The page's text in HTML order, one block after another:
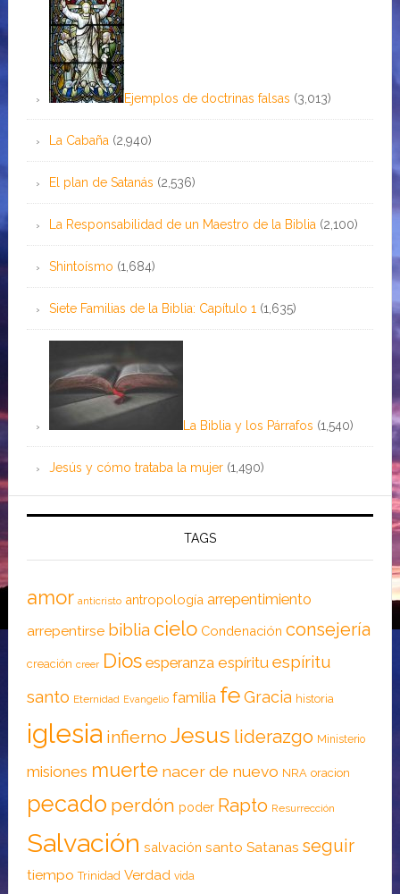
Ejemplos de doctrinas falsas (3,013)
La Cabaña (2,940)
El plan de Satanás (2,536)
La Responsabilidad de un Maestro de la Biblia (2,100)
Shintoísmo (1,684)
Siete Familias de la Biblia: Capítulo 1 (1,635)
La Biblia y los Párrafos (1,540)
Jesús y cómo trataba la mujer (1,490)
TAGS
amor anticristo antropología arrepentimiento
arrepentirse biblia cielo Condenación consejería
creación creer Dios esperanza espíritu espíritu
santo Eternidad Evangelio familia feGracia historia
iglesia infierno Jesus liderazgo Ministerio
misiones muerte nacer de nuevo NRA oracion
pecado perdón poder Rapto Resurrección
Salvación salvación santo Satanas seguir
tiempo Trinidad Verdad vida